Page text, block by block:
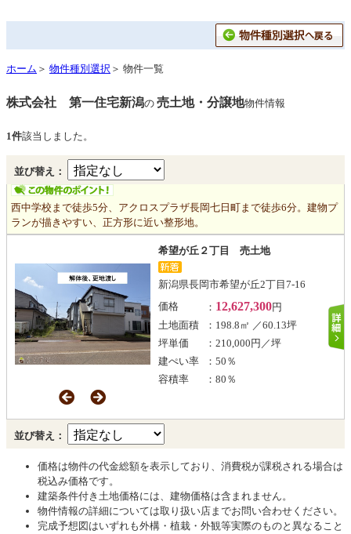
ホーム ＞ 物件種別選択 ＞ 物件一覧
株式会社 第一住宅新潟の 売土地・分譲地物件情報
1件該当しました。
並び替え：
西中学校まで徒歩5分、アクロスプラザ長岡七日町まで徒歩6分。建物プ
ランが描きやすい、正方形に近い整形地。
希望が丘２丁目 売土地
新潟県長岡市希望が丘2丁目7-16
価格
： 12,627,300円
土地面積
：198.8㎡ ／60.13坪
坪単価
：210,000円／坪
建ぺい率
：50％
容積率
：80％
並び替え：
価格は物件の代金総額を表示しており、消費税が課税される場合は
税込み価格です。
建築条件付き土地価格には、建物価格は含まれません。
物件情報の詳細については取り扱い店までお問い合わせください。
完成予想図はいずれも外構・植栽・外観等実際のものと異なること